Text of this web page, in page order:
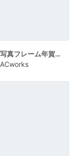
写真フレーム年賀状 和風の植物
ACworks